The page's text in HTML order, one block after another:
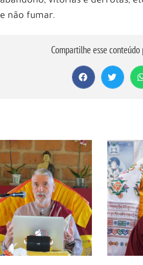
e não fumar.
Compartilhe esse